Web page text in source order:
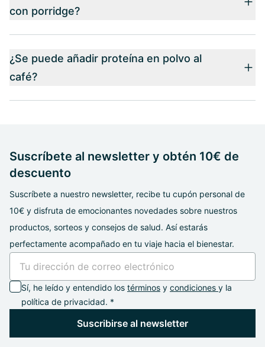
con porridge?
¿Se puede añadir proteína en polvo al
café?
Suscríbete al newsletter y obtén 10€ de
descuento
Suscríbete a nuestro newsletter, recibe tu cupón personal de
10€ y disfruta de emocionantes novedades sobre nuestros
productos, sorteos y consejos de salud. Así estarás
perfectamente acompañado en tu viaje hacia el bienestar.
Sí, he leído y entendido los términos y condiciones y la
política de privacidad. *
Suscribirse al newsletter